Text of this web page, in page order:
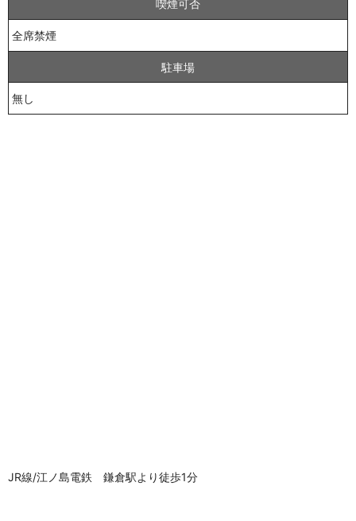
喫煙可否
全席禁煙
駐車場
無し
JR線/江ノ島電鉄 鎌倉駅より徒歩1分